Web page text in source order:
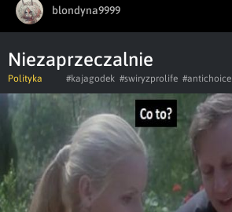
blondyna9999
Niezaprzeczalnie
Polityka #kajagodek #swiryzprolife #antichoice